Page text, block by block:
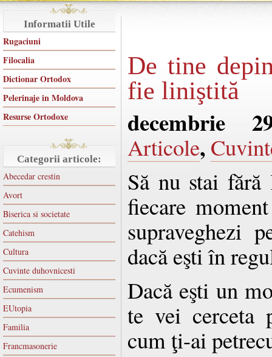
Informatii Utile
Rugaciuni
Filocalia
Dictionar Ortodox
Pelerinaje in Moldova
Resurse Ortodoxe
Categorii articole:
Abecedar crestin
Avort
Biserica si societate
Catehism
Cultura
Cuvinte duhovnicesti
Ecumenism
EUtopia
Familia
Francmasonerie
De tine
fie liniştită
decembrie
Articole,
Să nu stai
fiecare
supraveghezi
dacă eşti în
Dacă eşti un
te vei cerceta
cum ţi-ai